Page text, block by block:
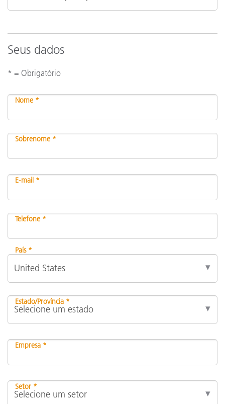
Seus dados
* = Obrigatório
Nome *
Sobrenome *
E-mail *
Telefone *
País *
Estado/Província *
Empresa *
Setor *